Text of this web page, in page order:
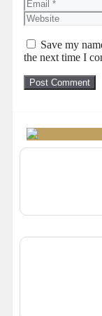
Save my
the next time I